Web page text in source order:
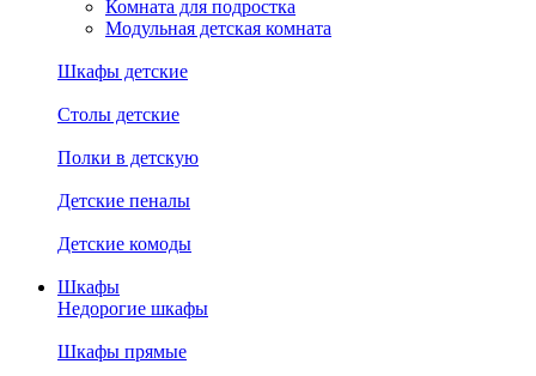
Комната для подростка
Модульная детская комната
Шкафы детские
Столы детские
Полки в детскую
Детские пеналы
Детские комоды
Шкафы
Недорогие шкафы
Шкафы прямые